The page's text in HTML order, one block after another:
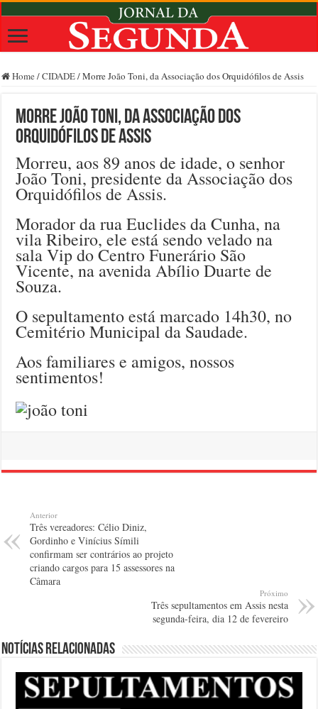
Home /CIDADE/Morre João Toni, da Associação dos Orquidófilos de Assis
Morre João Toni, da Associação dos
Orquidófilos de Assis
Morreu, aos 89 anos de idade, o senhor
João Toni, presidente da Associação dos
Orquidófilos de Assis.
Morador da rua Euclides da Cunha, na
vila Ribeiro, ele está sendo velado na
sala Vip do Centro Funerário São
Vicente, na avenida Abílio Duarte de
Souza.
O sepultamento está marcado 14h30, no
Cemitério Municipal da Saudade.
Aos familiares e amigos, nossos
sentimentos!
Anterior
Três vereadores: Célio Diniz,
Gordinho e Vinícius Símili
confirmam ser contrários ao projeto
criando cargos para 15 assessores na
Câmara
Próximo
Três sepultamentos em Assis nesta
segunda-feira, dia 12 de fevereiro
Notícias relacionadas